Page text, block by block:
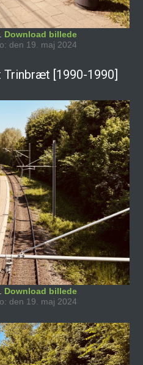
Download billede
den 19. maj 2024
Trinbræt [1990-1990]
Download billede
den 19. maj 2024